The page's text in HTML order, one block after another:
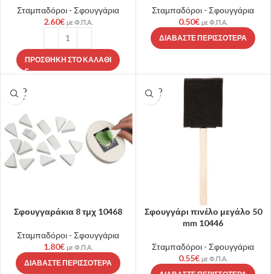
Σταμπαδόροι - Σφουγγάρια
2.60€ με Φ.Π.Α.
ΠΡΟΣΘΉΚΗ ΣΤΟ ΚΑΛΆΘΙ
Σταμπαδόροι - Σφουγγάρια
0.50€ με Φ.Π.Α.
ΔΙΑΒΆΣΤΕ ΠΕΡΙΣΣΌΤΕΡΑ
SOLD
OUT
Σφουγγαράκια 8 τμχ 10468
Σταμπαδόροι - Σφουγγάρια
1.80€ με Φ.Π.Α.
ΔΙΑΒΆΣΤΕ ΠΕΡΙΣΣΌΤΕΡΑ
SOLD
OUT
Σφουγγάρι πινέλο μεγάλο 50
mm 10446
Σταμπαδόροι - Σφουγγάρια
0.55€ με Φ.Π.Α.